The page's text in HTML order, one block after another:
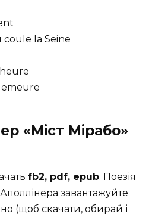
coule la Seine
«Міст Мірабо»
fb2, pdf, epub. Поезія
завантажуйте
(щоб скачати, обирай і